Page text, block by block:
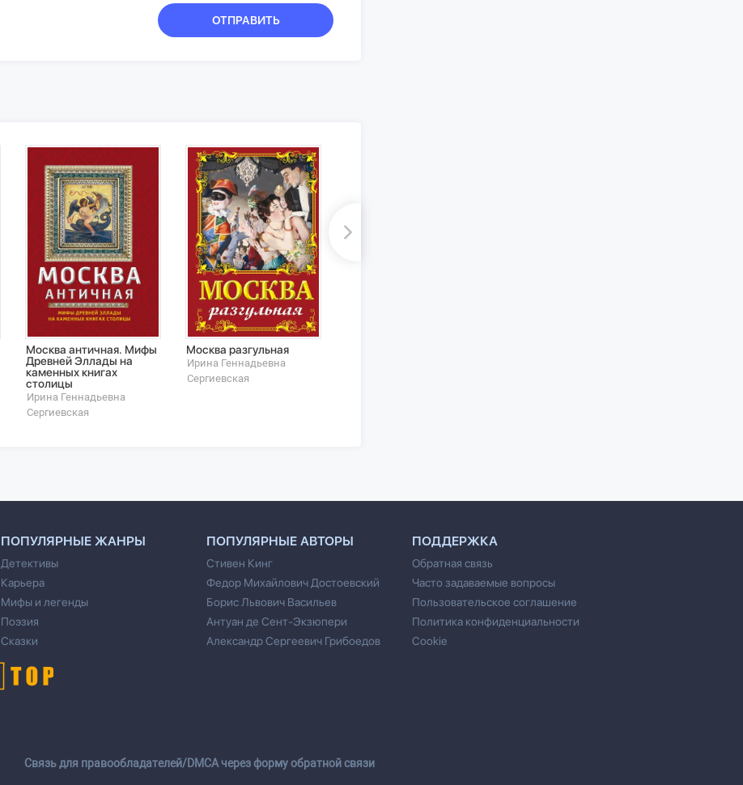
ОТПРАВИТЬ
Москва античная. Мифы
Древней Эллады на
каменных книгах
столицы
Ирина Геннадьевна
Сергиевская
Москва разгульная
Ирина Геннадьевна
Сергиевская
ПОПУЛЯРНЫЕ ЖАНРЫ
Детективы
Карьера
Мифы и легенды
Поэзия
Сказки
ПОПУЛЯРНЫЕ АВТОРЫ
Стивен Кинг
Федор Михайлович Достоевский
Борис Львович Васильев
Антуан де Сент-Экзюпери
Александр Сергеевич Грибоедов
ПОДДЕРЖКА
Обратная связь
Часто задаваемые вопросы
Пользовательское соглашение
Политика конфиденциальности
Cookie
Cвязь для правообладателей/DMCA через форму обратной связи